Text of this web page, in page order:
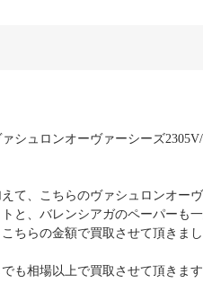
シュロンオーヴァーシーズ
て、こちらのヴァシュロンオー
と、バレンシアガのペーパーも
ちらの金額で買取させて頂きまし
も相場以上で買取させて頂きます